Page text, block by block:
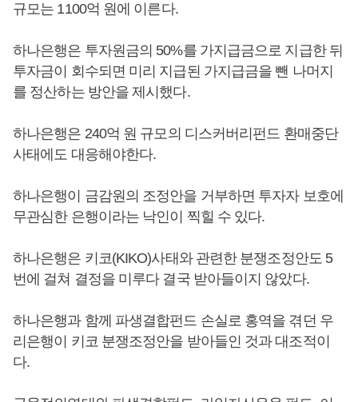
규모는 1100억 원에 이른다.
하나은행은 투자원금의 50%를 가지급금으로 지급한 뒤
투자금이 회수되면 미리 지급된 가지급금을 뺀 나머지
를 정산하는 방안을 제시했다.
하나은행은 240억 원 규모의 디스커버리펀드 환매중단
사태에도 대응해야한다.
하나은행이 금감원의 조정안을 거부하면 투자자 보호에
무관심한 은행이라는 낙인이 찍힐 수 있다.
하나은행은 키코(KIKO)사태와 관련한 분쟁조정안도 5
번에 걸쳐 결정을 미루다 결국 받아들이지 않았다.
하나은행과 함께 파생결합펀드 손실로 홍역을 겪던 우
리은행이 키코 분쟁조정안을 받아들인 것과 대조적이
다.